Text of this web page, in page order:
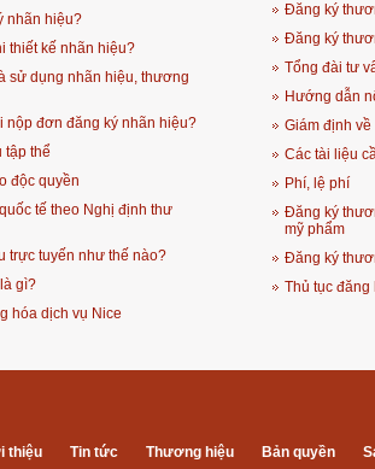
nhãn hiệu?
thiết kế nhãn hiệu?
sử dụng nhãn hiệu, thương
nộp đơn đăng ký nhãn hiệu?
tập thể
độc quyền
tế theo Nghị định thư
trực tuyến như thế nào?
gì?
hóa dịch vụ Nice
Đăng ký
Đăng ký
Tổng đài tư
Hướng dẫn
Giám định
Các tài liệu
Phí, lệ phí
Đăng ký
mỹ phẩm
Đăng ký
Thủ tục
thiệu Tin tức Thương hiệu Bản quyền